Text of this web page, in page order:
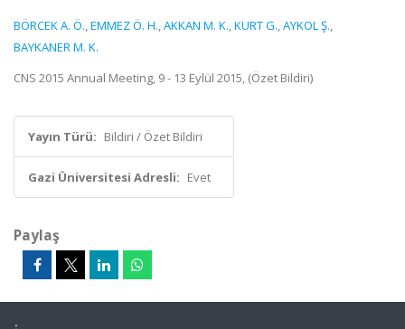
BÖRCEK A. Ö.,EMMEZ Ö. H.,AKKAN M. K.,KURT G.,AYKOL Ş.,
BAYKANER M. K.
CNS 2015 Annual Meeting, 9 - 13 Eylül 2015, (Özet Bildiri)
Yayın Türü: Bildiri / Özet Bildiri
Gazi Üniversitesi Adresli: Evet
Paylaş